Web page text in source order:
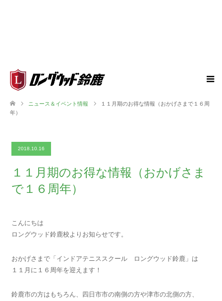
ニュース＆イベント情報
１１月期のお得な情報（おかげさまで１６周
年）
2018.10.16
１１月期のお得な情報（おかげさま
で１６周年）
こんにちは
ロングウッド鈴鹿校よりお知らせです。
おかげさまで「インドアテニススクール ロングウッド鈴鹿」は
１１月に１６周年を迎えます！
鈴鹿市の方はもちろん、四日市市の南側の方や津市の北側の方、